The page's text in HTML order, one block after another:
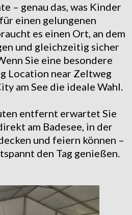
– genau das, was Kinder
einen gelungenen
es einen Ort, an dem
und gleichzeitig sicher
Sie eine besondere
Location near Zeltweg
am See die ideale Wahl.
entfernt erwartet Sie
am Badesee, in der
und feiern können –
den Tag genießen.